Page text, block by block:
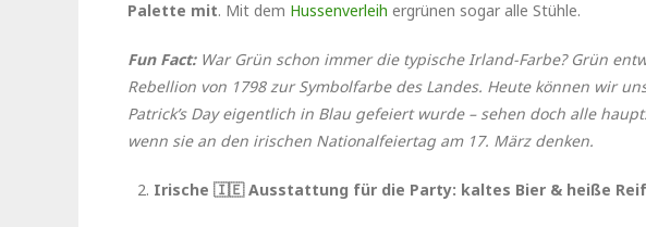
Palette mit. Mit dem Hussenverleih ergrünen sogar alle Stühle.
Fun Fact:War Grün schon immer die typische Irland-Farbe? Grün
Rebellion von 1798 zur Symbolfarbe des Landes. Heute können wir
Patrick’s Day eigentlich in Blau gefeiert wurde – sehen doch alle
wenn sie an den irischen Nationalfeiertag am 17. März denken.
Irische 🇮🇪 Ausstattung für die Party: kaltes Bier & heiße